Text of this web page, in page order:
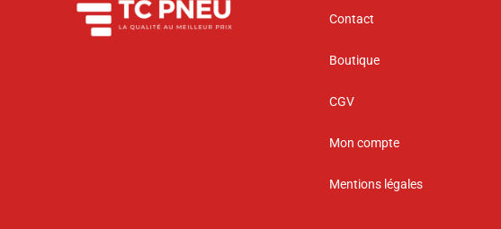
Contact
Boutique
CGV
Mon compte
Mentions légales